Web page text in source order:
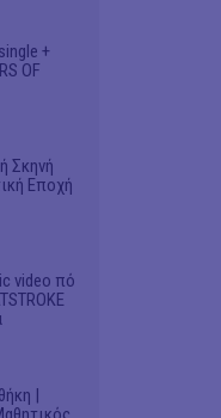
+
OF
Σκηνή
Εποχή
video πό
|